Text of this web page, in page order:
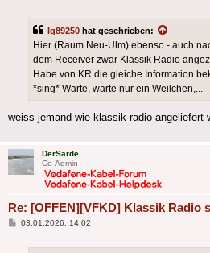
lq89250 hat geschrieben:
Hier (Raum Neu-Ulm) ebenso - auch
dem Receiver zwar Klassik Radio
Habe von KR die gleiche Information
*sing* Warte, warte nur ein Weilchen,...
weiss jemand wie klassik radio angeliefert
DerSarde
Co-Admin
Re: [OFFEN][VFKD] Klassik Radio
Beitrag
03.01.2026, 14:02